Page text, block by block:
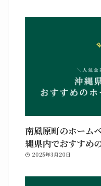
南風原町のホーム
縄県内でおすすめ
2025年3月20日